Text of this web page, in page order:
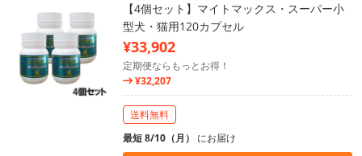
【4個セット】マイトマックス・スーパー小
型犬・猫用120カプセル
¥33,902
定期便ならもっとお得！
¥32,207
送料無料
最短 8/10（月） にお届け